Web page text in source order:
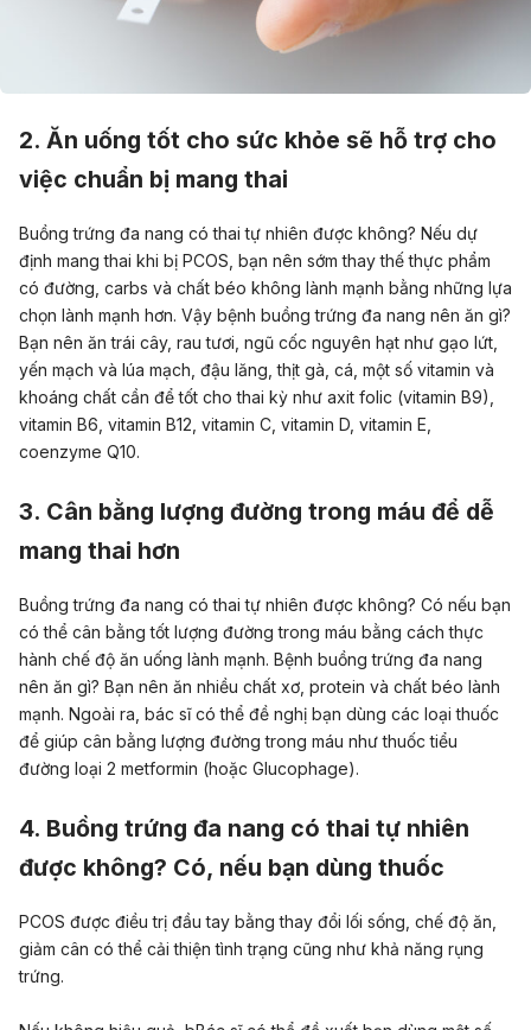
2. Ăn uống tốt cho sức khỏe sẽ hỗ trợ cho
việc chuẩn bị mang thai
Buồng trứng đa nang có thai tự nhiên được không? Nếu dự
định mang thai khi bị PCOS, bạn nên sớm thay thế thực phẩm
có đường, carbs và chất béo không lành mạnh bằng những lựa
chọn lành mạnh hơn. Vậy bệnh buồng trứng đa nang nên ăn gì?
Bạn nên ăn trái cây, rau tươi, ngũ cốc nguyên hạt như gạo lứt,
yến mạch và lúa mạch, đậu lăng, thịt gà, cá, một số vitamin và
khoáng chất cần để tốt cho thai kỳ như axit folic (vitamin B9),
vitamin B6, vitamin B12, vitamin C, vitamin D, vitamin E,
coenzyme Q10.
3. Cân bằng lượng đường trong máu để dễ
mang thai hơn
Buồng trứng đa nang có thai tự nhiên được không? Có nếu bạn
có thể cân bằng tốt lượng đường trong máu bằng cách thực
hành chế độ ăn uống lành mạnh. Bệnh buồng trứng đa nang
nên ăn gì? Bạn nên ăn nhiều chất xơ, protein và chất béo lành
mạnh. Ngoài ra, bác sĩ có thể đề nghị bạn dùng các loại thuốc
để giúp cân bằng lượng đường trong máu như thuốc tiểu
đường loại 2 metformin (hoặc Glucophage).
4. Buồng trứng đa nang có thai tự nhiên
được không? Có, nếu bạn dùng thuốc
PCOS được điều trị đầu tay bằng thay đổi lối sống, chế độ ăn,
giảm cân có thể cải thiện tình trạng cũng như khả năng rụng
trứng.